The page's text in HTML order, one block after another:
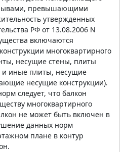
превышающими
утвержденных
РФ от 13.08.2006 N
включаются
многоквартирного
несущие стены, плиты
и иные плиты, несущие
несущие конструкции).
следует, что балкон
многоквартирного
не может быть включен в
данных норм
плане в контур